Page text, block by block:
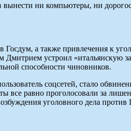
вынести ни компьютеры, ни
Госдум, а также привлечения к
устроил «итальянскую
способности чиновников.
соцсетей, стало
все равно проголосовали за
уголовного дела против